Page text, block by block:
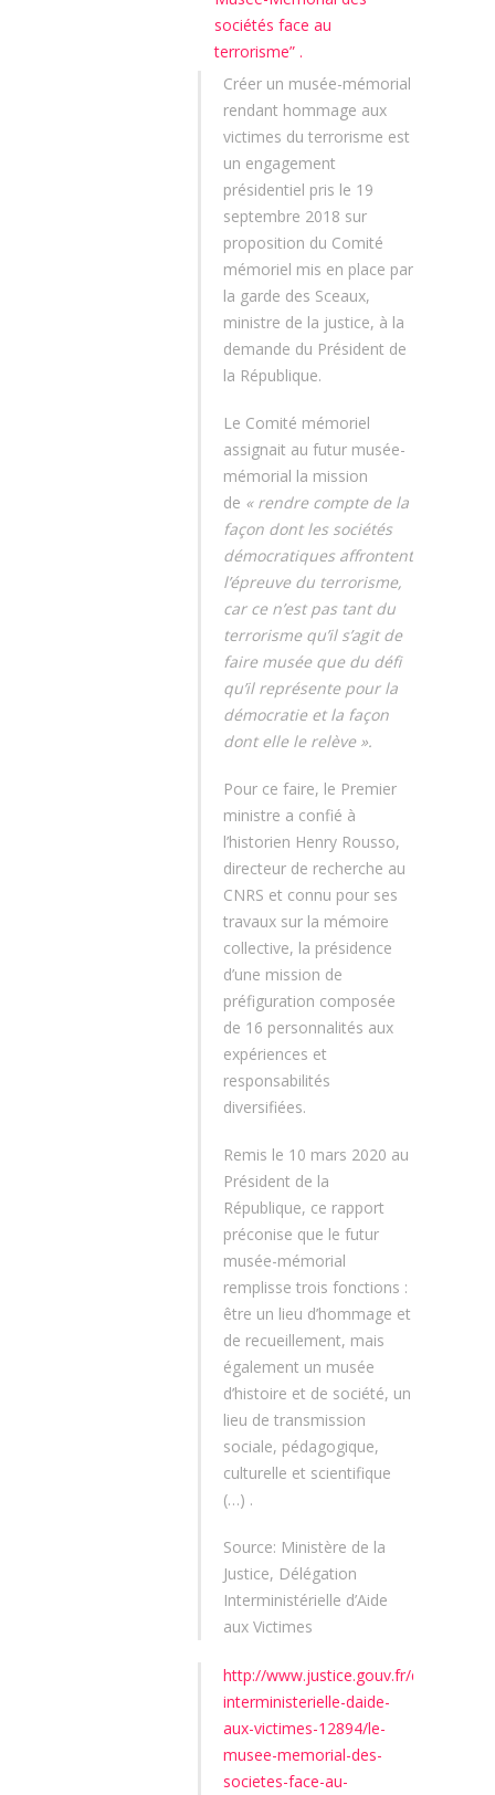
sociétés face au
terrorisme” .
Créer un musée-mémorial
rendant hommage aux
victimes du terrorisme est
un engagement
présidentiel pris le 19
septembre 2018 sur
proposition du Comité
mémoriel mis en place par
la garde des Sceaux,
ministre de la justice, à la
demande du Président de
la République.
Le Comité mémoriel
assignait au futur musée-
mémorial la mission
de « rendre compte de la
façon dont les sociétés
démocratiques affrontent
l’épreuve du terrorisme,
car ce n’est pas tant du
terrorisme qu’il s’agit de
faire musée que du défi
qu’il représente pour la
démocratie et la façon
dont elle le relève ».
Pour ce faire, le Premier
ministre a confié à
l’historien Henry Rousso,
directeur de recherche au
CNRS et connu pour ses
travaux sur la mémoire
collective, la présidence
d’une mission de
préfiguration composée
de 16 personnalités aux
expériences et
responsabilités
diversifiées.
Remis le 10 mars 2020 au
Président de la
République, ce rapport
préconise que le futur
musée-mémorial
remplisse trois fonctions :
être un lieu d’hommage et
de recueillement, mais
également un musée
d’histoire et de société, un
lieu de transmission
sociale, pédagogique,
culturelle et scientifique
(…) .
Source: Ministère de la
Justice, Délégation
Interministérielle d’Aide
aux Victimes
http://www.justice.gouv.fr/delegation-
interministerielle-daide-
aux-victimes-12894/le-
musee-memorial-des-
societes-face-au-